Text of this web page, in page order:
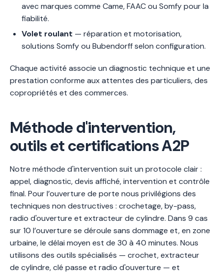
avec marques comme Came, FAAC ou Somfy pour la
fiabilité.
Volet roulant — réparation et motorisation,
solutions Somfy ou Bubendorff selon configuration.
Chaque activité associe un diagnostic technique et une
prestation conforme aux attentes des particuliers, des
copropriétés et des commerces.
Méthode d'intervention,
outils et certifications A2P
Notre méthode d'intervention suit un protocole clair :
appel, diagnostic, devis affiché, intervention et contrôle
final. Pour l’ouverture de porte nous privilégions des
techniques non destructives : crochetage, by-pass,
radio d'ouverture et extracteur de cylindre. Dans 9 cas
sur 10 l’ouverture se déroule sans dommage et, en zone
urbaine, le délai moyen est de 30 à 40 minutes. Nous
utilisons des outils spécialisés — crochet, extracteur
de cylindre, clé passe et radio d'ouverture — et